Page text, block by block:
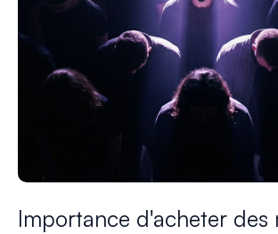
Importance d'acheter des